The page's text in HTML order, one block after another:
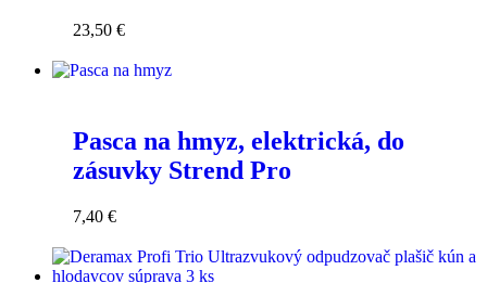
23,50€
Pasca na hmyz, elektrická, do
zásuvky Strend Pro
7,40€